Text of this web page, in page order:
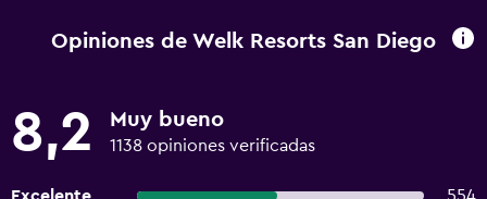
Opiniones de Welk Resorts San Diego
8,2 Muy bueno
1138 opiniones verificadas